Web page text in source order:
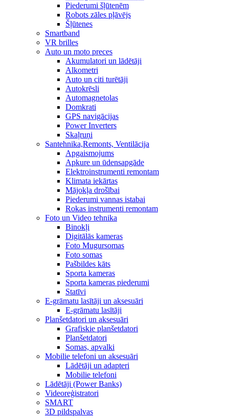
Piederumi šļūtenēm
Robots zāles pļāvējs
Šļūtenes
Smartband
VR brilles
Auto un moto preces
Akumulatori un lādētāji
Alkometri
Auto un citi turētāji
Autokrēsli
Automagnetolas
Domkrati
GPS navigācijas
Power Inverters
Skaļruņi
Santehnika,Remonts, Ventilācija
Apgaismojums
Apkure un ūdensapgāde
Elektroinstrumenti remontam
Klimata iekārtas
Mājokļa drošībai
Piederumi vannas istabai
Rokas instrumenti remontam
Foto un Video tehnika
Binokļi
Digitālās kameras
Foto Mugursomas
Foto somas
Pašbildes kāts
Sporta kameras
Sporta kameras piederumi
Statīvi
E-grāmatu lasītāji un aksesuāri
E-grāmatu lasītāji
Planšetdatori un aksesuāri
Grafiskie planšetdatori
Planšetdatori
Somas, apvalki
Mobilie telefoni un aksesuāri
Lādētāji un adapteri
Mobilie telefoni
Lādētāji (Power Banks)
Videoreģistratori
SMART
3D pildspalvas